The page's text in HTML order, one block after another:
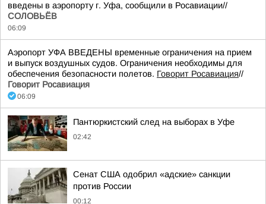
введены в аэропорту г. Уфа, сообщили в Росавиации//
СОЛОВЬЁВ
06:09
Аэропорт УФА ВВЕДЕНЫ временные ограничения на прием
и выпуск воздушных судов. Ограничения необходимы для
обеспечения безопасности полетов. Говорит Росавиация//
Говорит Росавиация
06:09
Пантюркистский след на выборах в Уфе
02:42
Сенат США одобрил «адские» санкции
против России
00:12